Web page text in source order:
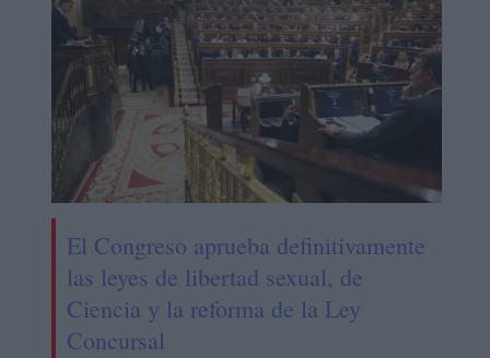
El Congreso aprueba definitivamente
las leyes de libertad sexual, de
Ciencia y la reforma de la Ley
Concursal